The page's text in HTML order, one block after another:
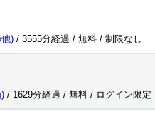
) / 3555分経過 / 無料 / 制限なし
/ 1629分経過 / 無料 / ログイン限定